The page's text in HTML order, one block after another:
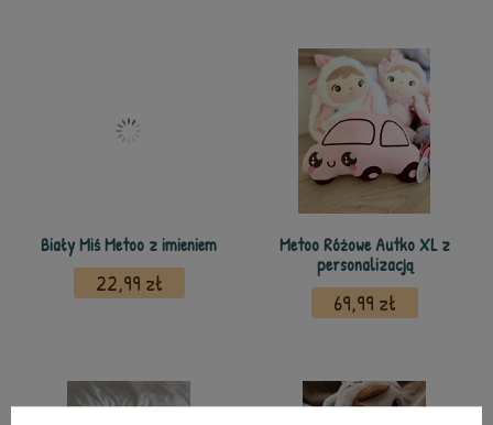
Biały Miś Metoo z imieniem
22,99 zł
Metoo Różowe Autko XL z
personalizacją
69,99 zł